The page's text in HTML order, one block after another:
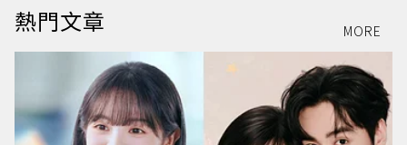
熱門文章 MORE